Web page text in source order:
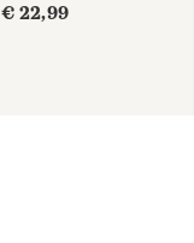
€ 22,99